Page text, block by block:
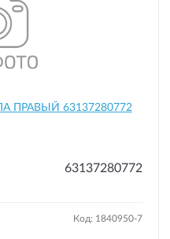
ПРАВЫЙ 63137280772
63137280772
Код: 1840950-7